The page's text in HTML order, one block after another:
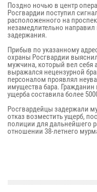
Поздно ночью в центр
Росгвардии поступил
расположенного на
незамедлительно
задержания.
Прибыв по указанному
охраны Росгвардии
мужчина, который вел себя
выражался нецензурной
персоналом проявлял
имущества бара.
ущерба составила более
Росгвардейцы задержали
отказ возместить ущерб,
полиции для дальнейшего
отношении 38-летнего